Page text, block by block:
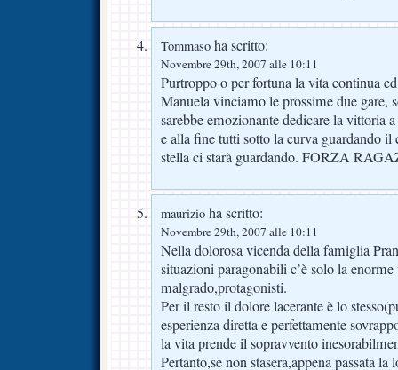
Tommaso ha scritto:
Novembre 29th, 2007 alle 10:11
Purtroppo o per fortuna la vita continua
Manuela vinciamo le prossime due gare,
sarebbe emozionante dedicare la vittoria
e alla fine tutti sotto la curva guardando il
stella ci starà guardando. FORZA
maurizio ha scritto:
Novembre 29th, 2007 alle 10:11
Nella dolorosa vicenda della famiglia
situazioni paragonabili c’è solo la
malgrado,protagonisti.
Per il resto il dolore lacerante è lo
esperienza diretta e perfettamente
la vita prende il sopravvento
Pertanto,se non stasera,appena passata